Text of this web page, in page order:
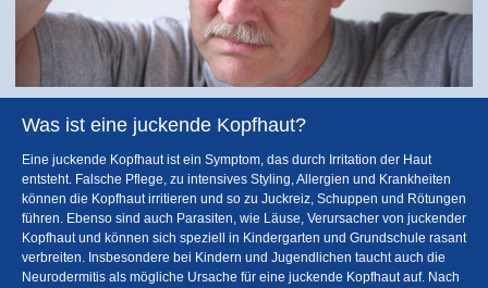
Was ist eine juckende Kopfhaut?
Eine juckende Kopfhaut ist ein Symptom, das durch Irritation der Haut
entsteht. Falsche Pflege, zu intensives Styling, Allergien und Krankheiten
können die Kopfhaut irritieren und so zu Juckreiz, Schuppen und Rötungen
führen. Ebenso sind auch Parasiten, wie Läuse, Verursacher von juckender
Kopfhaut und können sich speziell in Kindergarten und Grundschule rasant
verbreiten. Insbesondere bei Kindern und Jugendlichen taucht auch die
Neurodermitis als mögliche Ursache für eine juckende Kopfhaut auf. Nach